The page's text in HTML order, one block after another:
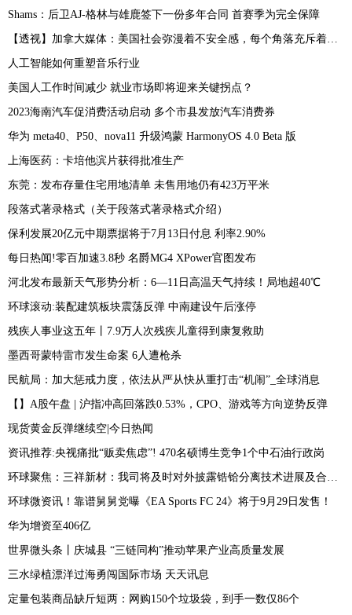
Shams：后卫AJ-格林与雄鹿签下一份多年合同 首赛季为完全保障
【透视】加拿大媒体：美国社会弥漫着不安全感，每个角落充斥着恐惧
人工智能如何重塑音乐行业
美国人工作时间减少 就业市场即将迎来关键拐点？
2023海南汽车促消费活动启动 多个市县发放汽车消费券
华为 meta40、P50、nova11 升级鸿蒙 HarmonyOS 4.0 Beta 版
上海医药：卡培他滨片获得批准生产
东莞：发布存量住宅用地清单 未售用地仍有423万平米
段落式著录格式（关于段落式著录格式介绍）
保利发展20亿元中期票据将于7月13日付息 利率2.90%
每日热闻!零百加速3.8秒 名爵MG4 XPower官图发布
河北发布最新天气形势分析：6—11日高温天气持续！局地超40℃
环球滚动:装配建筑板块震荡反弹 中南建设午后涨停
残疾人事业这五年丨7.9万人次残疾儿童得到康复救助
墨西哥蒙特雷市发生命案 6人遭枪杀
民航局：加大惩戒力度，依法从严从快从重打击“机闹”_全球消息
【】A股午盘 | 沪指冲高回落跌0.53%，CPO、游戏等方向逆势反弹
现货黄金反弹继续空|今日热闻
资讯推荐:央视痛批“贩卖焦虑”! 470名硕博生竞争1个中石油行政岗
环球聚焦：三祥新材：我司将及时对外披露锆铪分离技术进展及合作情况
环球微资讯！靠谱舅舅党曝《EA Sports FC 24》将于9月29日发售！
华为增资至406亿
世界微头条丨庆城县 “三链同构”推动苹果产业高质量发展
三水绿植漂洋过海勇闯国际市场 天天讯息
定量包装商品缺斤短两：网购150个垃圾袋，到手一数仅86个